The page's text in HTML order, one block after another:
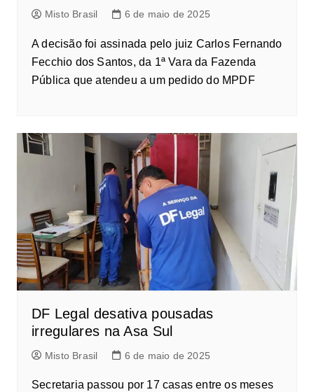
Misto Brasil 6 de maio de 2025
A decisão foi assinada pelo juiz Carlos Fernando
Fecchio dos Santos, da 1ª Vara da Fazenda
Pública que atendeu a um pedido do MPDF
DF Legal desativa pousadas
irregulares na Asa Sul
Misto Brasil 6 de maio de 2025
Secretaria passou por 17 casas entre os meses